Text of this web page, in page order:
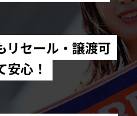
リセール・譲渡可
心！